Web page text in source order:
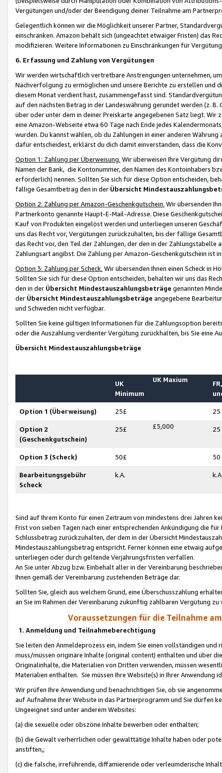
Vergütungen und/oder der Beendigung deiner Teilnahme am
Gelegentlich können wir die Möglichkeit unserer Partner,
einschränken. Amazon behält sich (ungeachtet etwaiger Fristen) das
modifizieren. Weitere Informationen zu Einschränkungen für
6. Erfassung und Zahlung von Vergütungen
Wir werden wirtschaftlich vertretbare Anstrengungen unternehmen,
Nachverfolgung zu ermöglichen und unsere Berichte zu erstellen und
diesem Monat verdient hast, zusammengefasst sind.
auf den nächsten Betrag in der Landeswährung gerundet werden (z.
über oder unter dem in deiner Preiskarte angegebenen Satz liegt.
eine Amazon-Webseite etwa 60 Tage nach Ende jedes
wurden. Du kannst wählen, ob du Zahlungen in einer anderen
dafür entscheidest, erklärst du dich damit einverstanden, dass die
Option 1: Zahlung per Überweisung. Wir überweisen Ihre Vergütung
Namen der Bank, die Kontonummer, den Namen des Kontoinhabers
erforderlich) nennen. Sollten Sie sich für diese Option entscheiden,
fällige Gesamtbetrag den in der Übersicht
Option 2: Zahlung per Amazon-Geschenkgutschein. Wir übersenden
Partnerkonto genannte Haupt-E-Mail-Adresse. Diese
Kauf von Produkten eingelöst werden und unterliegen unseren
uns das Recht vor, Vergütungen zurückzuhalten, bis der fällige
das Recht vor, den Teil der Zahlungen, der den in der
Zahlungsart angibst. Die Zahlung per Amazon-Geschenkgutschein ist
Option 3: Zahlung per Scheck. Wir übersenden Ihnen einen Scheck in
Sollten Sie sich für diese Option entscheiden, behalten wir uns das
den in der Übersicht Mindestauszahlungsbeträge genannten
der Übersicht Mindestauszahlungsbeträge angegebene
und Schweden nicht verfügbar.
Sollten Sie keine gültigen Informationen für die Zahlungsoption
oder die Auszahlung verdienter Vergütung zurückhalten, bis Sie
Übersicht Mindestauszahlungsbeträge
UK
Minimum
UK Maxium
Option 1 (Überweisung) 25£ 25
Option 2
(Geschenkgutschein)
25£ £5,000 25
Option 3 (Scheck) 50£ 50
Bearbeitungsgebühr
Scheck
k.A.
Sind auf Ihrem Konto für einen Zeitraum von mindestens drei Jahren
Frist von sieben Tagen nach einer entsprechenden Ankündigung die
Schlussbetrag zurückzuhalten, der dem in der Übersicht
Mindestauszahlungsbetrag entspricht. Ferner können eine etwaig
unterliegen oder durch geltende Verjährungsfristen verfallen.
An Sie unter Abzug bzw. Einbehalt aller in der Vereinbarung
Ihnen gemäß der Vereinbarung zustehenden Beträge dar.
Sollten Sie, gleich aus welchem Grund, eine Überschusszahlung
an Sie im Rahmen der Vereinbarung zukünftig zahlbaren Vergütung zu
Voraussetzungen für die Teilnahme
1. Anmeldung und Teilnahmeberechtigung
Sie leiten den Anmeldeprozess ein, indem Sie einen vollständigen
muss/müssen originäre Inhalte (original content) enthalten und über
Originalinhalte, die Materialien von Dritten verwenden, müssen
Materialien enthalten. Sie müssen Ihre Website(s) in Ihrer Anwendung
Wir prüfen Ihre Anwendung und benachrichtigen Sie, ob sie
auf Aufnahme Ihrer Website in das Partnerprogramm und Sie dürfen
Ungeeignet sind unter anderem Websites:
(a) die sexuelle oder obszöne Inhalte bewerben oder enthalten;
(b) die Gewalt verherrlichen oder gewalttätige Inhalte haben oder
anstiften,;
(c) die falsche, irreführende, diffamierende oder verleumderische